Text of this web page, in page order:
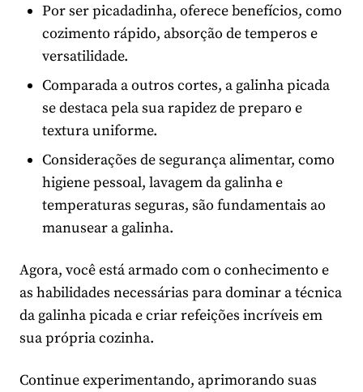
Por ser picadadinha, oferece benefícios, como
cozimento rápido, absorção de temperos e
versatilidade.
Comparada a outros cortes, a galinha picada
se destaca pela sua rapidez de preparo e
textura uniforme.
Considerações de segurança alimentar, como
higiene pessoal, lavagem da galinha e
temperaturas seguras, são fundamentais ao
manusear a galinha.
Agora, você está armado com o conhecimento e
as habilidades necessárias para dominar a técnica
da galinha picada e criar refeições incríveis em
sua própria cozinha.
Continue experimentando, aprimorando suas